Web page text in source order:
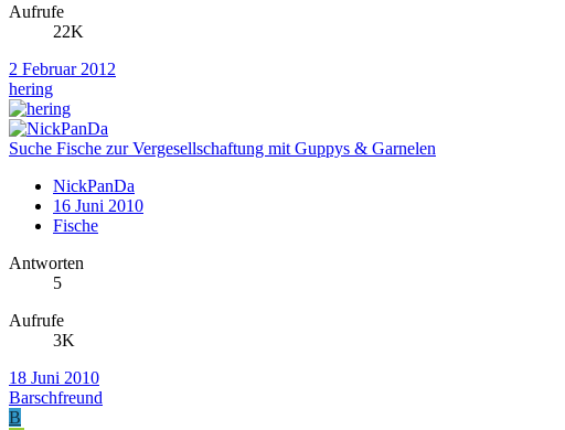
Aufrufe
22K
2 Februar 2012
hering
Suche Fische zur Vergesellschaftung mit Guppys & Garnelen
NickPanDa
16 Juni 2010
Fische
Antworten
5
Aufrufe
3K
18 Juni 2010
Barschfreund
B